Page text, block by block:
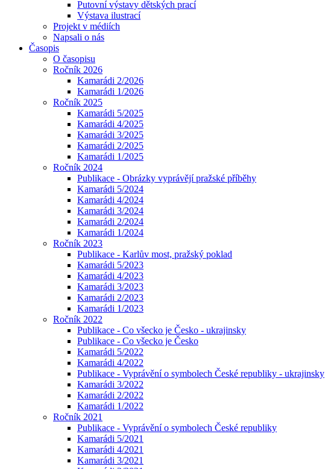
Putovní výstavy dětských prací
Výstava ilustrací
Projekt v médiích
Napsali o nás
Časopis
O časopisu
Ročník 2026
Kamarádi 2/2026
Kamarádi 1/2026
Ročník 2025
Kamarádi 5/2025
Kamarádi 4/2025
Kamarádi 3/2025
Kamarádi 2/2025
Kamarádi 1/2025
Ročník 2024
Publikace - Obrázky vyprávějí pražské příběhy
Kamarádi 5/2024
Kamarádi 4/2024
Kamarádi 3/2024
Kamarádi 2/2024
Kamarádi 1/2024
Ročník 2023
Publikace - Karlův most, pražský poklad
Kamarádi 5/2023
Kamarádi 4/2023
Kamarádi 3/2023
Kamarádi 2/2023
Kamarádi 1/2023
Ročník 2022
Publikace - Co všecko je Česko - ukrajinsky
Publikace - Co všecko je Česko
Kamarádi 5/2022
Kamarádi 4/2022
Publikace - Vyprávění o symbolech České republiky - ukrajinsky
Kamarádi 3/2022
Kamarádi 2/2022
Kamarádi 1/2022
Ročník 2021
Publikace - Vyprávění o symbolech České republiky
Kamarádi 5/2021
Kamarádi 4/2021
Kamarádi 3/2021